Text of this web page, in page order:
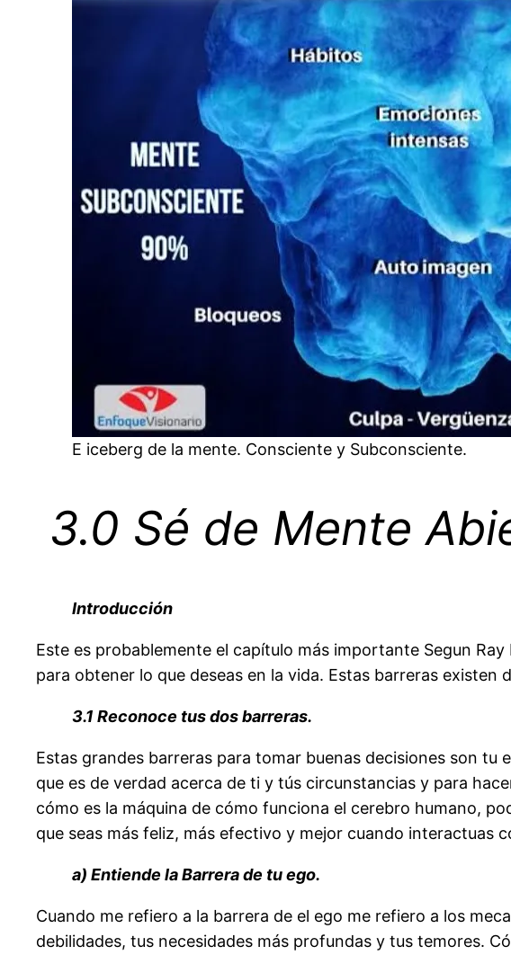
E iceberg de la mente. Consciente y Subconsciente.
3.0 Sé de Mente
Introducción
Este es probablemente el capítulo más importante Segun
para obtener lo que deseas en la vida. Estas barreras
3.1 Reconoce tus dos barreras.
Estas grandes barreras para tomar buenas decisiones son
que es de verdad acerca de ti y tús circunstancias y para
cómo es la máquina de cómo funciona el cerebro humano,
que seas más feliz, más efectivo y mejor cuando interactuas
a) Entiende la Barrera de tu ego.
Cuando me refiero a la barrera de el ego me refiero a los
debilidades, tus necesidades más profundas y tus temores.